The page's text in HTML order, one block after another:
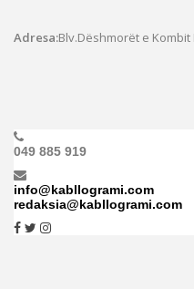
Adresa:Blv.Dëshmorët e Kombit
049 885 919
info@kabllogrami.com
redaksia@kabllogrami.com